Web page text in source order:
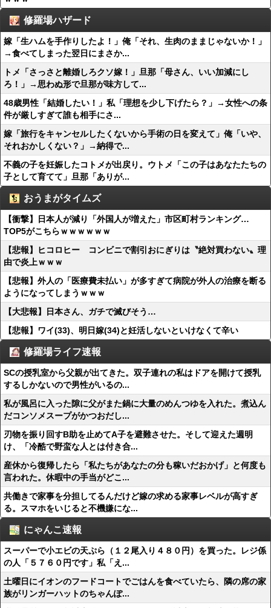
修羅場ハザード
嫁「生ハムを手作りしたよ！」俺「それ、生肉のままじゃないか！」
→食べてしまった翌日にまさか...
トメ「さっさと離婚しろクソ嫁！」旦那「母さん、いい加減にし
ろ！」→思わぬ形で旦那が味方して...
48歳男性「結婚したい！」私「理想を少し下げたら？」→女性への条
件が厳しすぎて誰も相手にさ...
嫁「旅行をキャンセルしたくないから手術の日を変えて」俺「いや、
それおかしくない？」→納得で...
不義の子を妊娠したコトメが出戻り。ウトメ「この子はあなたたちの
子として育てて」旦那「ありが...
おうまがタイムズ
【衝撃】日本人が減り「外国人が増えた」市区町村ランキング…
TOP5がこちらｗｗｗｗｗｗ
【悲報】ヒコロヒー コンビニで割引おにぎりは〝絶対買わない〟理
由で炎上ｗｗｗ
【悲報】外人の「医療費未払い」が多すぎて病院が外人の治療を断る
ようになってしまうｗｗｗ
【大悲報】日本さん、ガチで滅びそう…
【悲報】ワイ(33)、明日嫁(34)と妊活しないといけなくて辛い
修羅場ライフ速報
SCの授乳室から父親が出てきた。双子連れの私はドアを開けて授乳
するしかないので男性がいるの...
私が風呂に入った隙に父がまた鍋に大量のめんつゆを入れた。煮込ん
だコンソメスープがかつおだし...
刃物を振り回すB助を止めてA子を避難させた。そして迎えた週明
け、「冷酷で野蛮な人とは付き合...
産休から復帰したら「私たちがあなたの分も稼いだおかげ」と何度も
言われた。休暇中の手当がどこ...
共働きで家事を分担してるんだけど嫁の求める家事レベルが高すぎ
る。スマホをいじると不機嫌にな...
にゃんこ速報
スーパーで小エビの天ぷら（１２尾入り４８０円）を買った。レジ係
の人「５７６０円です」私「え...
土曜日にイオンのフードコートでごはんを食べていたら、隣の席の家
族がリンガーハットのちゃんぽ...